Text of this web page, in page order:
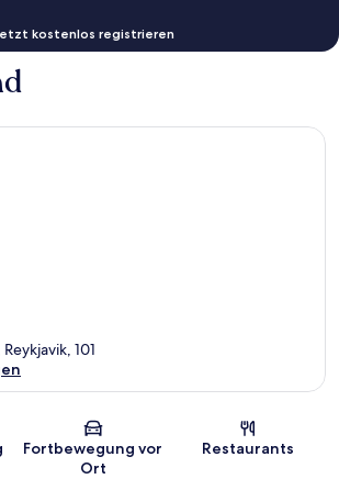
kostenlos registrieren
Karte
101
Fortbewegung vor
Ort
Restaurants